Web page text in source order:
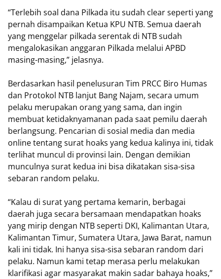
“Terlebih soal dana Pilkada itu sudah clear seperti yang
pernah disampaikan Ketua KPU NTB. Semua daerah
yang menggelar pilkada serentak di NTB sudah
mengalokasikan anggaran Pilkada melalui APBD
masing-masing,” jelasnya.
Berdasarkan hasil penelusuran Tim PRCC Biro Humas
dan Protokol NTB lanjut Bang Najam, secara umum
pelaku merupakan orang yang sama, dan ingin
membuat ketidaknyamanan pada saat pemilu daerah
berlangsung. Pencarian di sosial media dan media
online tentang surat hoaks yang kedua kalinya ini, tidak
terlihat muncul di provinsi lain. Dengan demikian
munculnya surat kedua ini bisa dikatakan sisa-sisa
sebaran random pelaku.
“Kalau di surat yang pertama kemarin, berbagai
daerah juga secara bersamaan mendapatkan hoaks
yang mirip dengan NTB seperti DKI, Kalimantan Utara,
Kalimantan Timur, Sumatera Utara, Jawa Barat, namun
kali ini tidak. Ini hanya sisa-sisa sebaran random dari
pelaku. Namun kami tetap merasa perlu melakukan
klarifikasi agar masyarakat makin sadar bahaya hoaks,”